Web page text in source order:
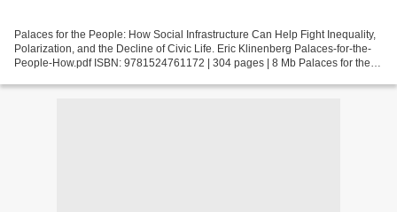
Palaces for the People: How Social Infrastructure Can Help Fight Inequality,
Polarization, and the Decline of Civic Life. Eric Klinenberg Palaces-for-the-
People-How.pdf ISBN: 9781524761172 | 304 pages | 8 Mb Palaces for the